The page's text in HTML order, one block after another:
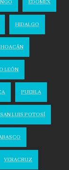
EDOMEX
HIDALGO
LEÓN
PUEBLA
SAN LUIS POTOSÍ
VERACRUZ